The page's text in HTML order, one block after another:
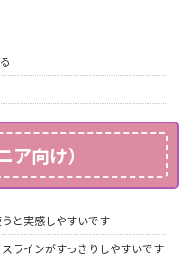
向け）
と実感しやすいです
ラインがすっきりしやすいです